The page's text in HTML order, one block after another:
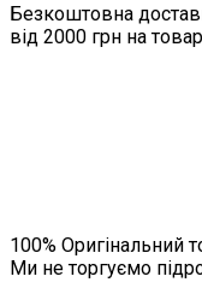
Безкоштовна
від 2000 грн на
100% Оригінальний
Ми не торгуємо